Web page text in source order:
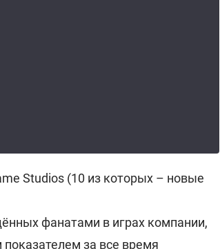
Studios (10 из которых – новые
фанатами в играх компании,
за все время